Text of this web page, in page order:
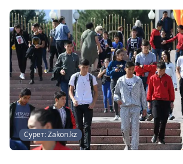
Сурет: Zakon.kz